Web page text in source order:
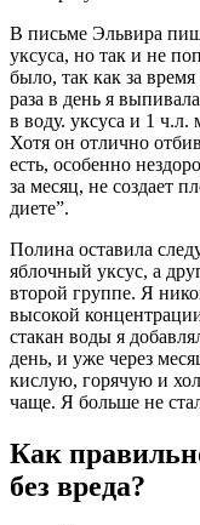
В письме Эльвира
уксуса, но так и не
было, так как за
раза в день я
в воду. уксуса и 1
Хотя он отлично
есть, особенно
за месяц, не создает
диете”.
Полина оставила
яблочный уксус, а
второй группе. Я
высокой
стакан воды я
день, и уже через
кислую, горячую и
чаще. Я больше не
Как
без вреда?